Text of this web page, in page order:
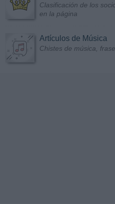
Clasificación de los
en la página
Artículos de Música
Chistes de música,